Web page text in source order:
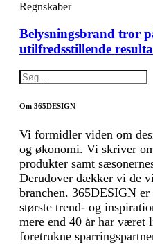
Regnskaber
Belysningsbrand tror
utilfredsstillende
Om 365DESIGN
Vi formidler viden om
og økonomi. Vi skriver
produkter samt
Derudover dækker vi de
branchen. 365DESIGN
største trend- og
mere end 40 år har været
foretrukne